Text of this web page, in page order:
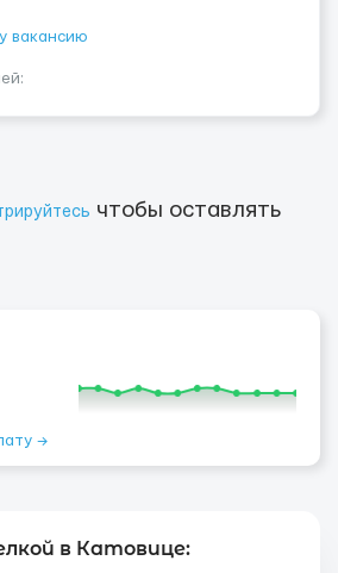
вакансию
чтобы оставлять
→
в Катовице: